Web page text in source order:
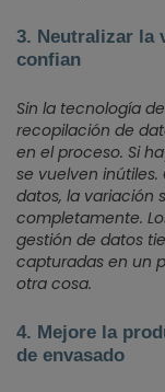
3. Neutralizar la
confian
Sin la tecnología
recopilación de
en el proceso. Si
se vuelven
datos, la variación
completamente.
gestión de datos
capturadas en un
otra cosa.
4. Mejore la
de envasado